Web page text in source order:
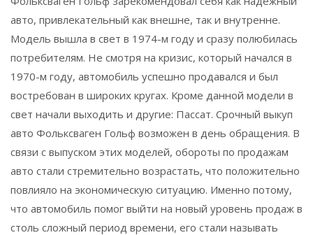
авто, привлекательный как внешне, так и внутренне.
Модель вышла в свет в 1974-м году и сразу полюбилась
потребителям. Не смотря на кризис, который начался в
1970-м году, автомобиль успешно продавался и был
востребован в широких кругах. Кроме данной модели в
свет начали выходить и другие: Пассат. Срочный выкуп
авто Фольксваген Гольф возможен в день обращения. В
связи с выпуском этих моделей, обороты по продажам
авто стали стремительно возрастать, что положительно
повлияло на экономическую ситуацию. Именно потому,
что автомобиль помог выйти на новый уровень продаж в
столь сложный период времени, его стали называть